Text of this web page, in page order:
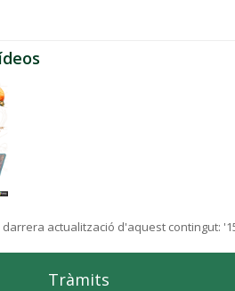
darrera actualització d'aquest contingut:
Tràmits